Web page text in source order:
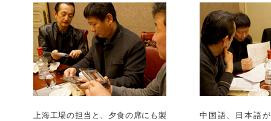
上海工場の担当と、夕食の席にも製
中国語、日本語